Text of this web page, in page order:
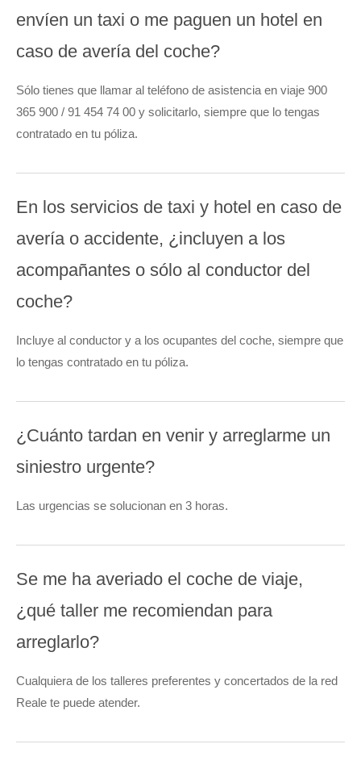
envíen un taxi o me paguen un hotel en
caso de avería del coche?
Sólo tienes que llamar al teléfono de asistencia en viaje 900
365 900 / 91 454 74 00 y solicitarlo, siempre que lo tengas
contratado en tu póliza.
En los servicios de taxi y hotel en caso de
avería o accidente, ¿incluyen a los
acompañantes o sólo al conductor del
coche?
Incluye al conductor y a los ocupantes del coche, siempre que
lo tengas contratado en tu póliza.
¿Cuánto tardan en venir y arreglarme un
siniestro urgente?
Las urgencias se solucionan en 3 horas.
Se me ha averiado el coche de viaje,
¿qué taller me recomiendan para
arreglarlo?
Cualquiera de los talleres preferentes y concertados de la red
Reale te puede atender.